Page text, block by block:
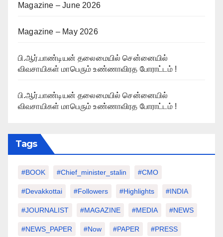
Magazine – June 2026
Magazine – May 2026
பி.ஆர்.பாண்டியன் தலைமையில் சென்னையில்
விவசாயிகள் மாபெரும் உண்ணாவிரத போராட்டம் !
பி.ஆர்.பாண்டியன் தலைமையில் சென்னையில்
விவசாயிகள் மாபெரும் உண்ணாவிரத போராட்டம் !
Tags
#BOOK #chief_minister_stalin #CMO
#devakkottai #followers #highlights #INDIA
#JOURNALIST #MAGAZINE #MEDIA #NEWS
#NEWS_PAPER #Now #PAPER #PRESS